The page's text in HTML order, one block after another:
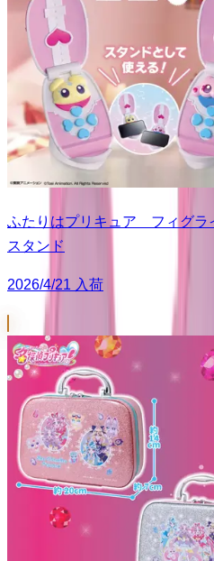
ふたりはプリキュア フィグ
スタンド
2026/4/21 入荷